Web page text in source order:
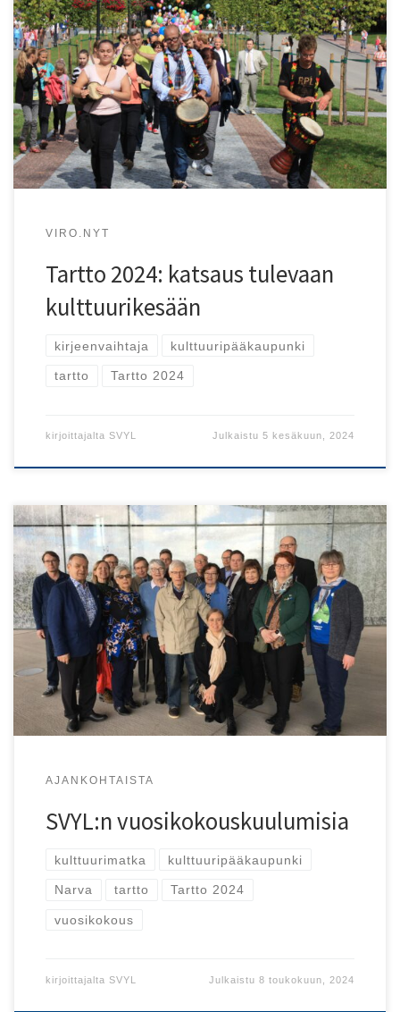
viro.nytin Tarton-kirjeenvaihtaja poimi vinkkejä
kulttuuripääkaupunkivuoden kesään!
VIRO.NYT
Tartto 2024: katsaus tulevaan
kulttuurikesään
kirjeenvaihtaja kulttuuripääkaupunki
tartto Tartto 2024
kirjoittajalta SVYL Julkaistu5 kesäkuun, 2024
Suomen Viro-yhdistysten liitto piti vuosikokouksensa
huhtikuussa kulttuuripääkaupunki Tartossa!
AJANKOHTAISTA
SVYL:n vuosikokouskuulumisia
kulttuurimatka kulttuuripääkaupunki
Narva tartto Tartto 2024
vuosikokous
kirjoittajalta SVYL Julkaistu8 toukokuun, 2024